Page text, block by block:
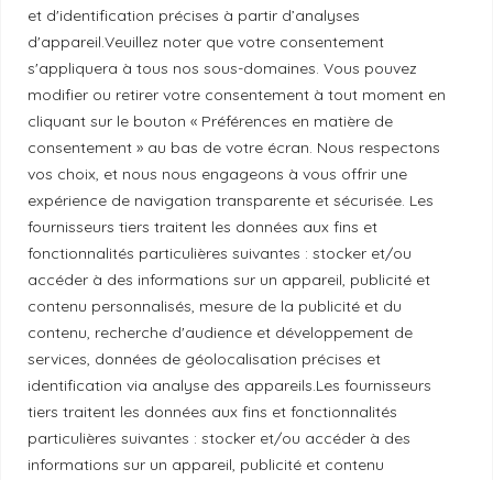
et d'identification précises à partir d’analyses
d'appareil.Veuillez noter que votre consentement
s'appliquera à tous nos sous-domaines. Vous pouvez
modifier ou retirer votre consentement à tout moment en
cliquant sur le bouton « Préférences en matière de
consentement » au bas de votre écran. Nous respectons
vos choix, et nous nous engageons à vous offrir une
expérience de navigation transparente et sécurisée. Les
fournisseurs tiers traitent les données aux fins et
fonctionnalités particulières suivantes : stocker et/ou
accéder à des informations sur un appareil, publicité et
contenu personnalisés, mesure de la publicité et du
contenu, recherche d'audience et développement de
services, données de géolocalisation précises et
identification via analyse des appareils.Les fournisseurs
tiers traitent les données aux fins et fonctionnalités
particulières suivantes : stocker et/ou accéder à des
informations sur un appareil, publicité et contenu
Politique de correction
Politique de diversité
Politique éthique
Reconnaissance du territoire
Local Market, marque portée par la société Les
Chats Gourmets Ltd. tient à souligner que ses
installations, situées au 511 Lacolle Way (Ottawa-
Orléans), se trouvent sur le territoire traditionnel non